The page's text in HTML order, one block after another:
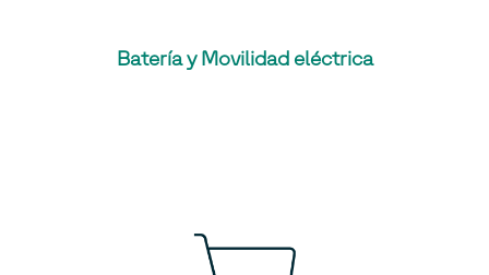
Batería y Movilidad eléctrica